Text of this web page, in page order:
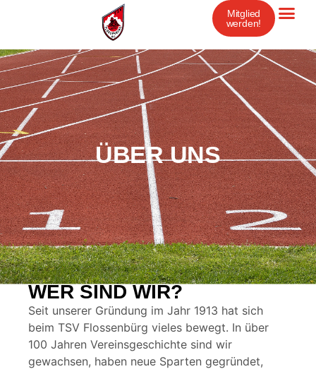
Mitglied
werden!
ÜBER UNS
WER SIND WIR?
Seit unserer Gründung im Jahr 1913 hat sich
beim TSV Flossenbürg vieles bewegt. In über
100 Jahren Vereinsgeschichte sind wir
gewachsen, haben neue Sparten gegründet,